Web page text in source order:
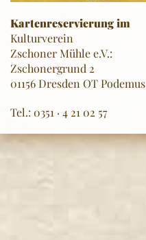
Kartenreservierung im
Kulturverein
Zschoner Mühle e.V.:
Zschonergrund 2
01156 Dresden OT Podemus
Tel.: 0351 · 4 21 02 57